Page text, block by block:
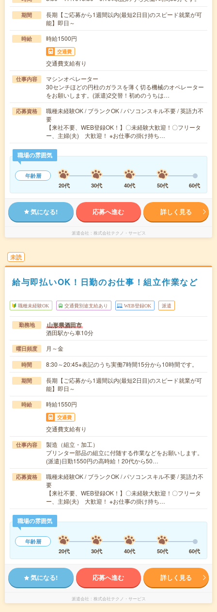
期間
長期【ご応募から1週間以内(最短2日目)のスピード就業が可
能】即日～
時給 時給1500円
交通費
交通費支給有り
仕事内容
マシンオペレーター
30センチほどの円柱のガラスを薄く切る機械のオペレーター
をお願いします。(派遣)2交替！初めのうちは…
応募資格
職種未経験OK / ブランクOK / パソコンスキル不要 / 英語力不
要
【来社不要、WEB登録OK！】〇未経験大歓迎！〇フリータ
ー、主婦(夫) 大歓迎！ ※お仕事の掛け持ち…
職場の雰囲気
年齢層
20代
30代 40代 50代 60代
気になる! 応募へ進む 詳しく見る
派遣会社 株式会社テクノ・サービス
未読
給与即払いOK！日勤のお仕事！組立作業など
職種未経験OK 交通費別途支給あり WEB登録OK 派遣
勤務地 山形県酒田市
酒田駅から車10分
曜日頻度 月～金
時間 8:30～20:45※表記のうち実働7時間15分から10時間です。
期間
長期【ご応募から1週間以内(最短2日目)のスピード就業が可
能】即日～
時給 時給1550円
交通費
交通費支給有り
仕事内容
製造（組立・加工）
プリンター部品の組立に付随する作業などをお願いします。
(派遣)日勤1550円の高時給！20代から50…
応募資格
職種未経験OK / ブランクOK / パソコンスキル不要 / 英語力不
要
【来社不要、WEB登録OK！】〇未経験大歓迎！〇フリータ
ー、主婦(夫) 大歓迎！ ※お仕事の掛け持ち…
職場の雰囲気
年齢層
20代
30代 40代 50代 60代
気になる! 応募へ進む 詳しく見る
派遣会社 株式会社テクノ・サービス